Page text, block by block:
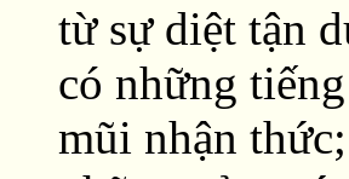
từ sự diệt tận
có những
mũi nhận